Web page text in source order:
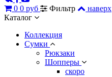
0 0 руб Фильтр
наверх
Каталог
Коллекция
Сумки
Рюкзаки
Шопперы
скоро